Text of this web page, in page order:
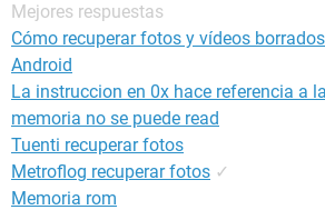
Mejores respuestas
Cómo recuperar fotos y vídeos
Android
La instruccion en 0x hace referencia a
memoria no se puede read
Tuenti recuperar fotos
Metroflog recuperar fotos ✓
Memoria rom